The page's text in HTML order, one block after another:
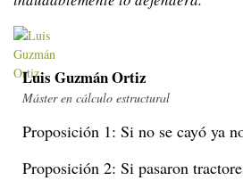
Luis Guzmán Ortiz
Máster en cálculo estructural
Proposición 1: Si no se cayó ya
Proposición 2: Si pasaron